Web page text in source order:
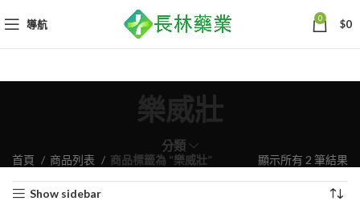
導航 0 $0
樂威壯
分類
首頁 商品列表 商品標籤為 “樂威壯” 顯示所有 2 筆結果
Show sidebar